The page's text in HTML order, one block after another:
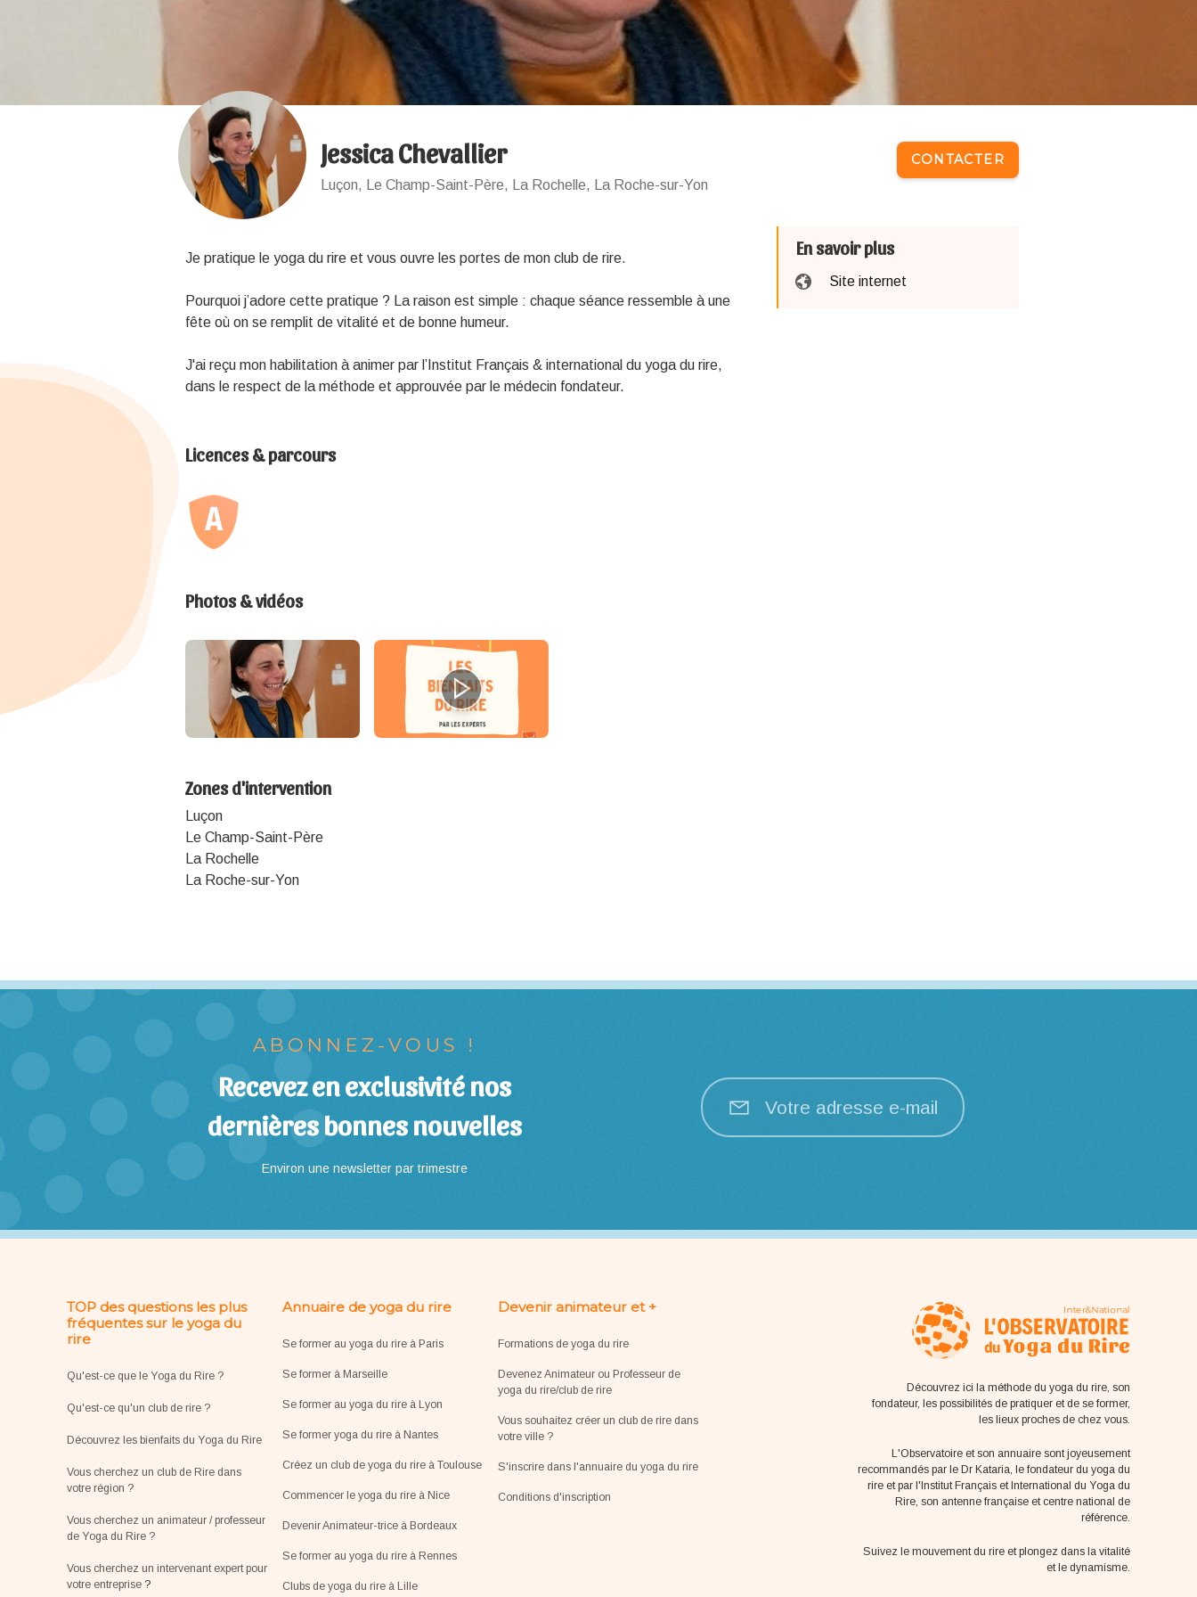
Jessica Chevallier
Luçon, Le Champ-Saint-Père, La Rochelle, La Roche-sur-Yon
CONTACTER
Je pratique le yoga du rire et vous ouvre les portes de mon club de rire.
Pourquoi j’adore cette pratique ? La raison est simple : chaque séance ressemble à une
fête où on se remplit de vitalité et de bonne humeur.
J'ai reçu mon habilitation à animer par l’Institut Français & international du yoga du rire,
dans le respect de la méthode et approuvée par le médecin fondateur.
Licences & parcours
Photos & vidéos
Zones d'intervention
Luçon
Le Champ-Saint-Père
La Rochelle
La Roche-sur-Yon
En savoir plus
Site internet
ABONNEZ-VOUS !
Recevez en exclusivité nos
dernières bonnes nouvelles
Environ une newsletter par trimestre
Votre adresse e-mail
TOP des questions les plus
fréquentes sur le yoga du
rire
Qu'est-ce que le Yoga du Rire ?
Qu'est-ce qu'un club de rire ?
Découvrez les bienfaits du Yoga du Rire
Vous cherchez un club de Rire dans
votre région ?
Vous cherchez un animateur / professeur
de Yoga du Rire ?
Vous cherchez un intervenant expert pour
votre entreprise?
Annuaire de yoga du rire
Se former au yoga du rire à Paris
Se former à Marseille
Se former au yoga du rire à Lyon
Se former yoga du rire à Nantes
Créez un club de yoga du rire à Toulouse
Commencer le yoga du rire à Nice
Devenir Animateur-trice à Bordeaux
Se former au yoga du rire à Rennes
Clubs de yoga du rire à Lille
Devenir animateur et +
Formations de yoga du rire
Devenez Animateur ou Professeur de
yoga du rire/club de rire
Vous souhaitez créer un club de rire dans
votre ville ?
S'inscrire dans l'annuaire du yoga du rire
Conditions d'inscription
Découvrez ici la méthode du yoga du rire, son
fondateur, les possibilités de pratiquer et de se former,
les lieux proches de chez vous.
L'Observatoire et son annuaire sont joyeusement
recommandés par le Dr Kataria, le fondateur du yoga du
rire et par l'Institut Français et International du Yoga du
Rire, son antenne française et centre national de
référence.
Suivez le mouvement du rire et plongez dans la vitalité
et le dynamisme.